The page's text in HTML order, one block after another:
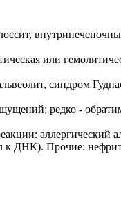
или
синдром
редко -
аллергический
к ДНК). Прочие: